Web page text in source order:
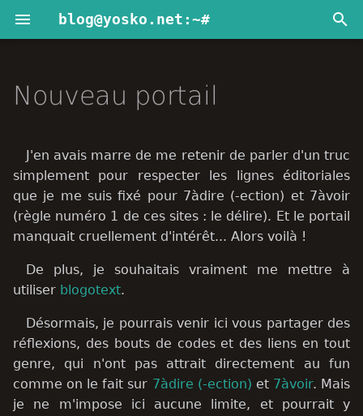
blog@yosko.net:~#
n
i
a
s
t
i
o
Anime Girl Generator
Avator
2025
2024
2020
2014
2012
Blabla
Dev web
Divers
Serveur web
Nouveau portail
J'en avais marre de me retenir de parler d'un truc
simplement pour respecter les lignes éditoriales
que je me suis fixé pour 7àdire (-ection) et 7àvoir
(règle numéro 1 de ces sites : le délire). Et le portail
manquait cruellement d'intérêt... Alors voilà !
De plus, je souhaitais vraiment me mettre à
utiliser blogotext.
Désormais, je pourrais venir ici vous partager des
réflexions, des bouts de codes et des liens en tout
genre, qui n'ont pas attrait directement au fun
comme on le fait sur 7àdire (-ection) et 7àvoir. Mais
je ne m'impose ici aucune limite, et pourrait y